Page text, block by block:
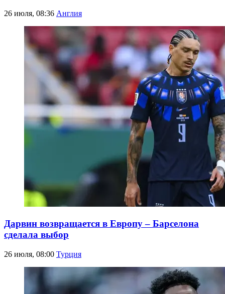
26 июля, 08:36 Англия
Дарвин возвращается в Европу – Барселона
сделала выбор
26 июля, 08:00 Турция